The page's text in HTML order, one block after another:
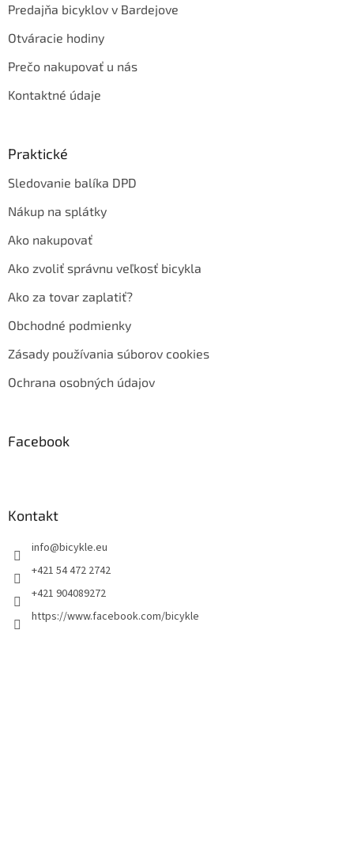
Predajňa bicyklov v Bardejove
Otváracie hodiny
Prečo nakupovať u nás
Kontaktné údaje
Praktické
Sledovanie balíka DPD
Nákup na splátky
Ako nakupovať
Ako zvoliť správnu veľkosť bicykla
Ako za tovar zaplatiť?
Obchodné podmienky
Zásady používania súborov cookies
Ochrana osobných údajov
Facebook
Kontakt
info@bicykle.eu
+421 54 472 2742
+421 904089272
https://www.facebook.com/bicykle